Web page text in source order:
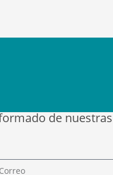
de nuestras